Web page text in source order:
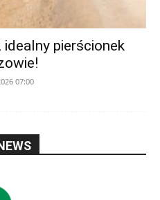
pierścionek
07:00